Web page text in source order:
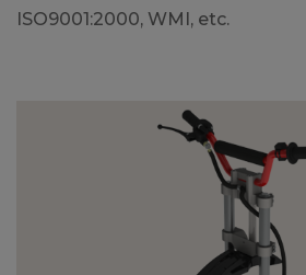
ISO9001:2000, WMI, etc.